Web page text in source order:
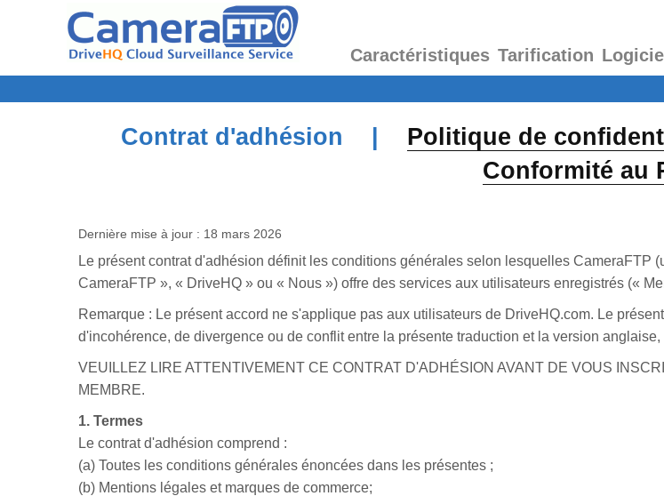
Caractéristiques Tarification Logiciel
Contrat d'adhésion | Politique de
Conformité au
Dernière mise à jour : 18 mars 2026
Le présent contrat d'adhésion définit les conditions générales selon lesquelles CameraFTP
CameraFTP », « DriveHQ » ou « Nous ») offre des services aux utilisateurs enregistrés («
Remarque : Le présent accord ne s'applique pas aux utilisateurs de DriveHQ.com. Le
d'incohérence, de divergence ou de conflit entre la présente traduction et la version
VEUILLEZ LIRE ATTENTIVEMENT CE CONTRAT D'ADHÉSION AVANT DE VOUS
MEMBRE.
1. Termes
Le contrat d'adhésion comprend :
(a) Toutes les conditions générales énoncées dans les présentes ;
(b) Mentions légales et marques de commerce;